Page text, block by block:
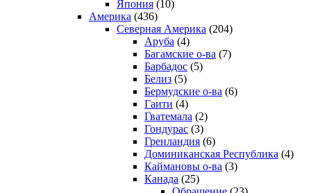
Япония (10)
Америка (436)
Северная Америка (204)
Аруба (4)
Багамские о-ва (7)
Барбадос (5)
Белиз (5)
Бермудские о-ва (6)
Гаити (4)
Гватемала (2)
Гондурас (3)
Гренландия (6)
Доминиканская Республика (4)
Каймановы о-ва (3)
Канада (25)